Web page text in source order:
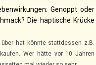
Genoppt oder
Die haptische Krücke
über hat könnte stattdessen z.B.
Wer hätte vor 10 Jahren